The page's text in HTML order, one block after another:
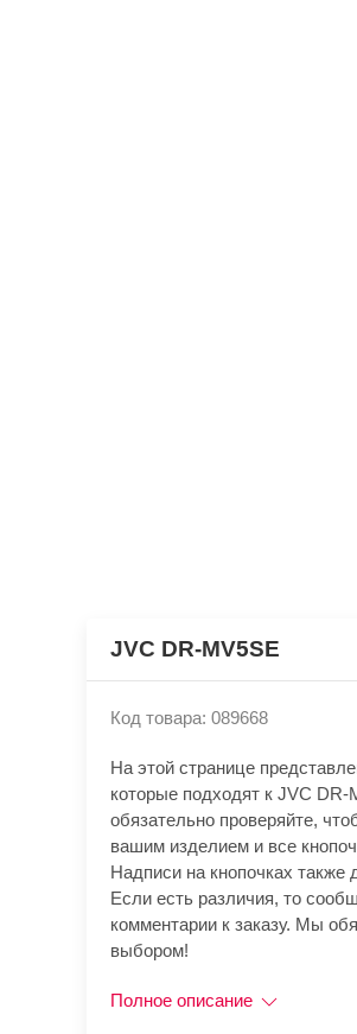
JVC DR-MV5SE
Код товара: 089668
На этой странице
которые подходят к JVC
обязательно проверяйте,
вашим изделием и все
Надписи на кнопочках
Если есть различия, то
комментарии к заказу. Мы
выбором!
Полное описание